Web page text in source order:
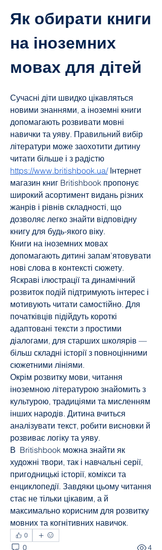
Як обирати книги
на іноземних
мовах для дітей
Сучасні діти швидко цікавляться
новими знаннями, а іноземні книги
допомагають розвивати мовні
навички та уяву. Правильний вибір
літератури може заохотити дитину
https://www.britishbook.ua/ Інтернет
магазин книг Britishbook пропонує
широкий асортимент видань різних
жанрів і рівнів складності, що
дозволяє легко знайти відповідну
книгу для будь-якого віку.
Книги на іноземних мовах
допомагають дитині запам’ятовувати
нові слова в контексті сюжету.
Яскраві ілюстрації та динамічний
розвиток подій підтримують інтерес і
мотивують читати самостійно. Для
початківців підійдуть короткі
адаптовані тексти з простими
діалогами, для старших школярів —
більш складні історії з повноцінними
сюжетними лініями.
Окрім розвитку мови, читання
іноземною літературою знайомить з
культурою, традиціями та мисленням
інших народів. Дитина вчиться
аналізувати текст, робити висновки й
розвиває логіку та уяву.
В Britishbook можна знайти як
художні твори, так і навчальні серії,
пригодницькі історії, комікси та
енциклопедії. Завдяки цьому читання
стає не тільки цікавим, а й
максимально корисним для розвитку
мовних та когнітивних навичок.
0
0 4